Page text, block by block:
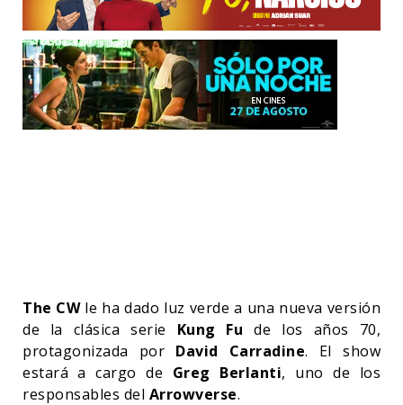
The CWle ha dado luz verde a una nueva versión
de la clásica serie Kung Fu de los años 70,
protagonizada por David Carradine. El show
estará a cargo de Greg Berlanti, uno de los
responsables del Arrowverse.